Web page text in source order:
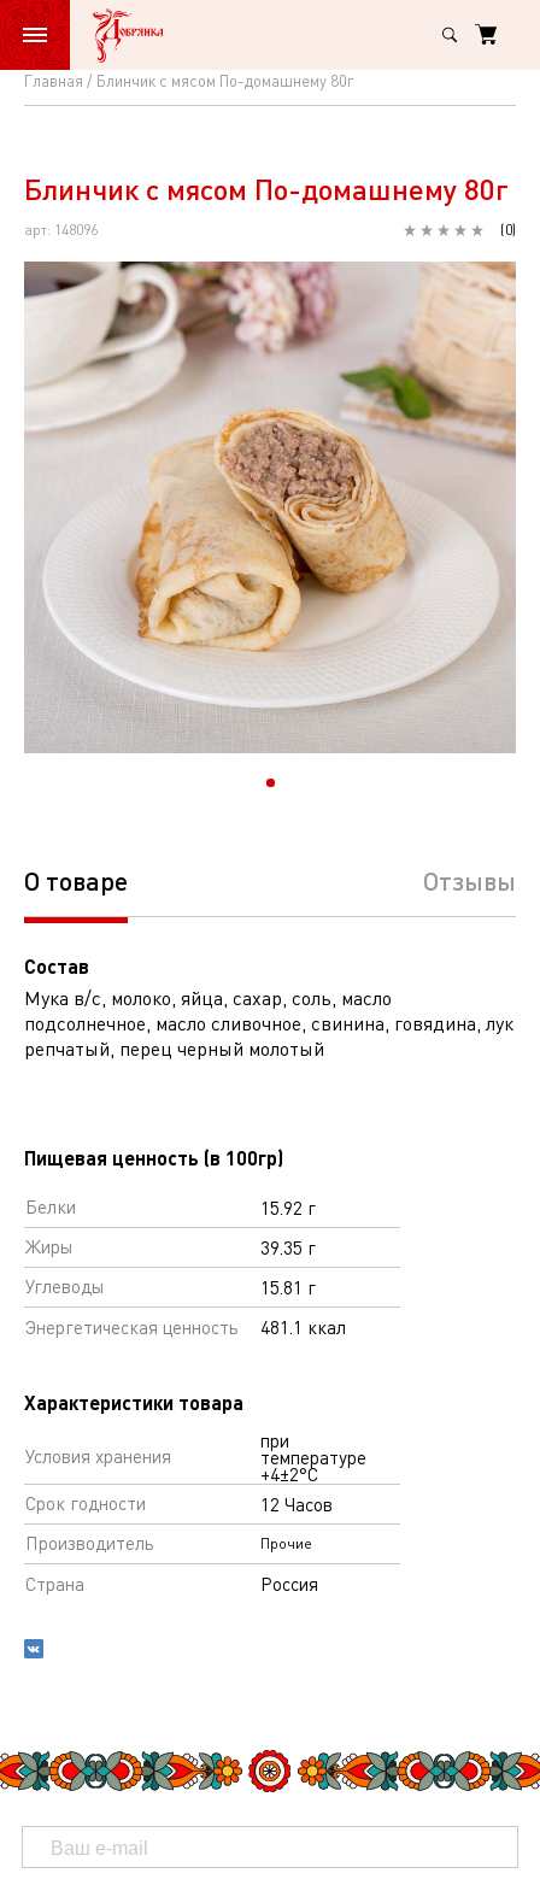
Главная Блинчик с мясом По-домашнему 80г
Блинчик
мясом
По-
домашнему
80г
Блинчик с мясом По-домашнему 80г
арт: 148096 (0)
О товаре Отзывы
Состав
Мука в/с, молоко, яйца, сахар, соль, масло
подсолнечное, масло сливочное, свинина, говядина, лук
репчатый, перец черный молотый
Пищевая ценность (в 100гр)
Белки
15.92 г
Жиры
39.35 г
Углеводы
15.81 г
Энергетическая ценность
481.1 ккал
Характеристики товара
Условия хранения
при
температуре
+4±2°С
Срок годности
12 Часов
Производитель
Прочие
Страна Россия